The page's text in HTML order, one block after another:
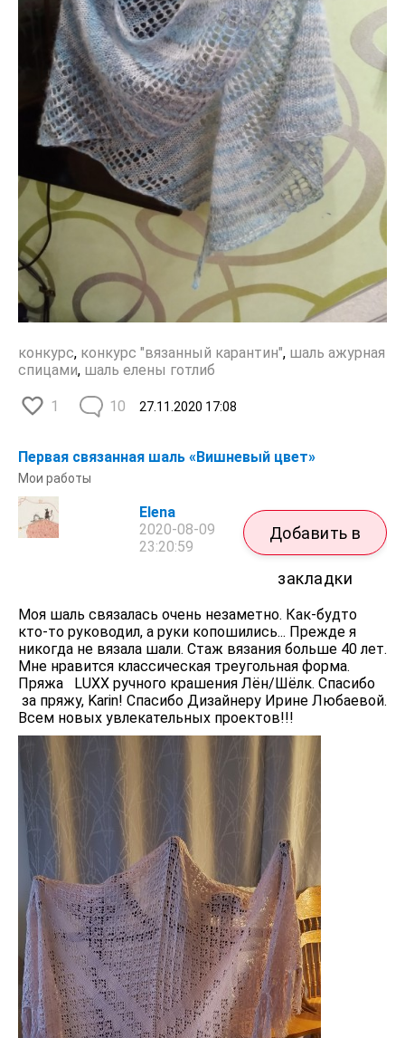
конкурс, конкурс "вязанный карантин", шаль ажурная
спицами, шаль елены готлиб
1 27.11.2020 17:08
10
Первая связанная шаль «Вишневый цвет»
Мои работы
Elena
2020-08-09
23:20:59
Добавить в
закладки
Моя шаль связалась очень незаметно. Как-будто
кто-то руководил, а руки копошились... Прежде я
никогда не вязала шали. Стаж вязания больше 40 лет.
Мне нравится классическая треугольная форма.
Пряжа LUXX ручного крашения Лён/Шёлк. Спасибо
за пряжу, Karin! Спасибо Дизайнеру Ирине Любаевой.
Всем новых увлекательных проектов!!!